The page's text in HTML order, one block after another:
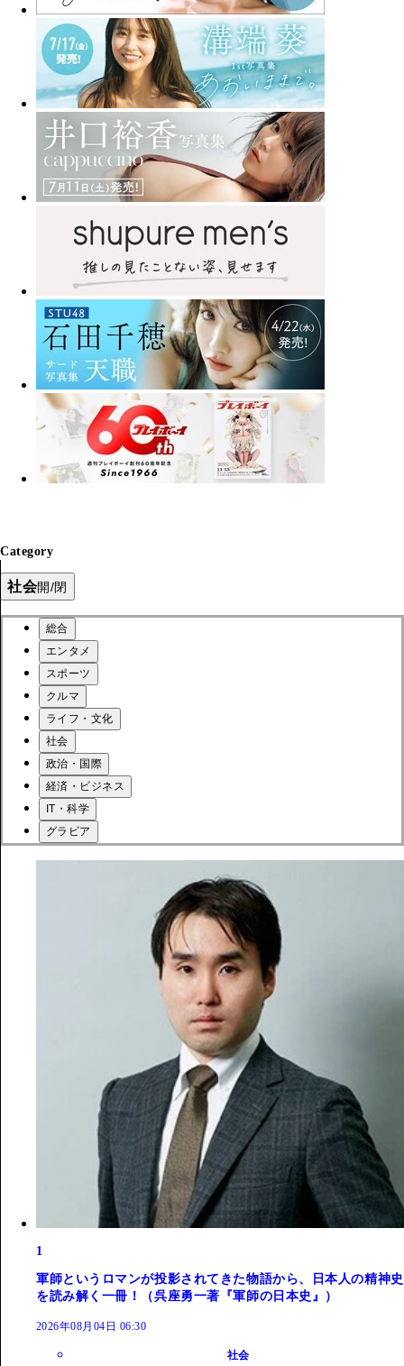
Category
社会開/閉
総合
エンタメ
スポーツ
クルマ
ライフ・文化
社会
政治・国際
経済・ビジネス
IT・科学
グラビア
1
軍師というロマンが投影されてきた物語から、日本人の精神史
を読み解く一冊！（呉座勇一著『軍師の日本史』）
2026年08月04日 06:30
社会